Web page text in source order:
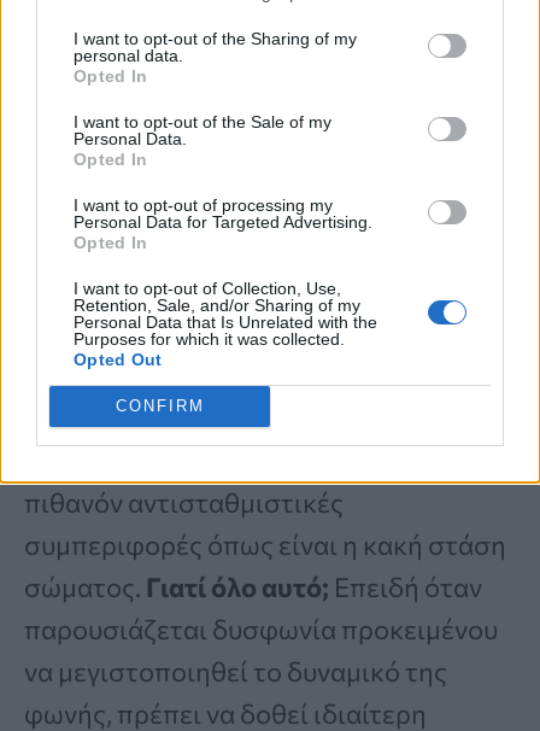
I want to opt-out of the Sharing of my
personal data.
Opted In
I want to opt-out of the Sale of my
Personal Data.
Opted In
I want to opt-out of processing my
Personal Data for Targeted Advertising.
Opted In
I want to opt-out of Collection, Use,
Retention, Sale, and/or Sharing of my
Personal Data that Is Unrelated with the
Purposes for which it was collected.
Opted Out
CONFIRM
επεμβαίνουν είναι οΩΡΛκαι ο
λογοθεραπευτής
είναι ειδικευμένοι στην παθολογία της
φωνής ή να έχουν εκπαιδευτεί σε
κάποιες μεθόδους αποκατάστασης
διαταραχών της φωνής.
Ο λογοθεραπευτήςμπορεί να κρίνει αν
το παιδί χρειάζεται συμβουλευτική από
ψυχολόγο, εργοθεραπεία ή
πιθανόν αντισταθμιστικές
συμπεριφορές όπως είναι η κακή στάση
σώματος. Γιατί όλο αυτό; Επειδή όταν
παρουσιάζεται δυσφωνία προκειμένου
να μεγιστοποιηθεί το δυναμικό της
φωνής, πρέπει να δοθεί ιδιαίτερη